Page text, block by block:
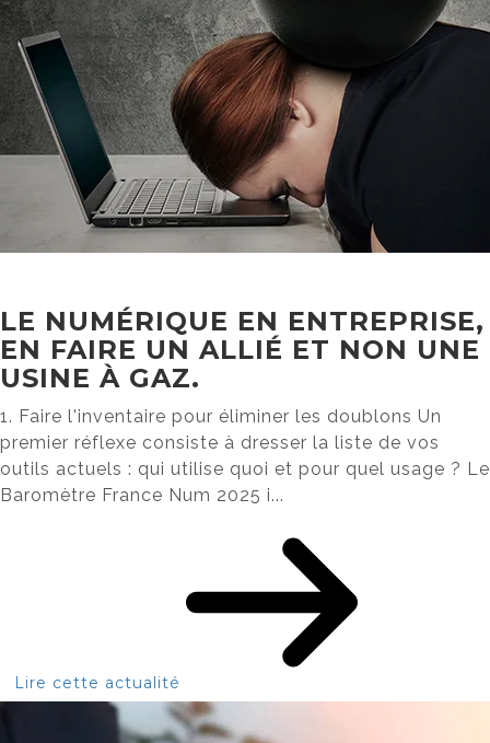
LE NUMÉRIQUE EN ENTREPRISE,
EN FAIRE UN ALLIÉ ET NON UNE
USINE À GAZ.
1. Faire l'inventaire pour éliminer les doublons Un
premier réflexe consiste à dresser la liste de vos
outils actuels : qui utilise quoi et pour quel usage ? Le
Baromètre France Num 2025 i...
Lire cette actualité